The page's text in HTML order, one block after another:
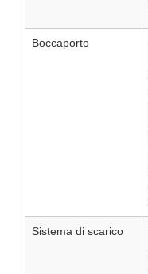
Boccaporto
Sistema di scarico